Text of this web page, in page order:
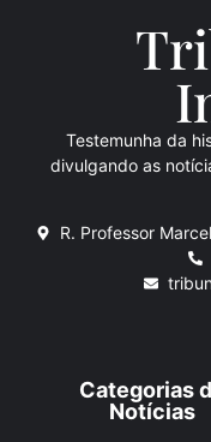
Testemunha da
divulgando as
R. Professor
Categorias
Notícias